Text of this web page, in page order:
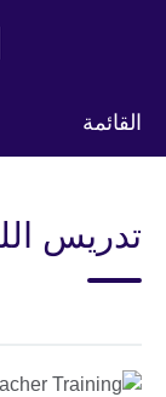
القائمة
language
تدريس